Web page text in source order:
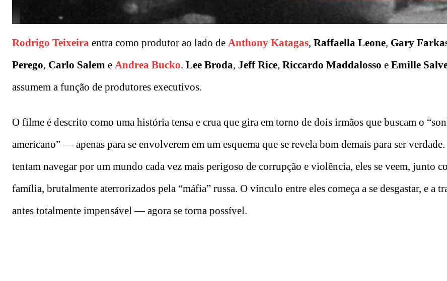
Rodrigo Teixeira entra como produtor ao lado de Anthony Katagas, Raffaella Leone, Gary
Perego, Carlo Salem e Andrea Bucko. Lee Broda, Jeff Rice, Riccardo Maddalosso e Emille
assumem a função de produtores executivos.
O filme é descrito como uma história tensa e crua que gira em torno de dois irmãos que buscam o
americano” — apenas para se envolverem em um esquema que se revela bom demais para ser
tentam navegar por um mundo cada vez mais perigoso de corrupção e violência, eles se veem, junto
família, brutalmente aterrorizados pela “máfia” russa. O vínculo entre eles começa a se desgastar, e a
antes totalmente impensável — agora se torna possível.